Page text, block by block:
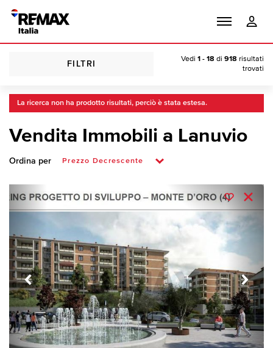
FILTRI
Vedi 1 - 18 di 918 risultati
trovati
La ricerca non ha prodotto risultati, perciò è stata estesa.
Vendita Immobili a Lanuvio
Ordina per